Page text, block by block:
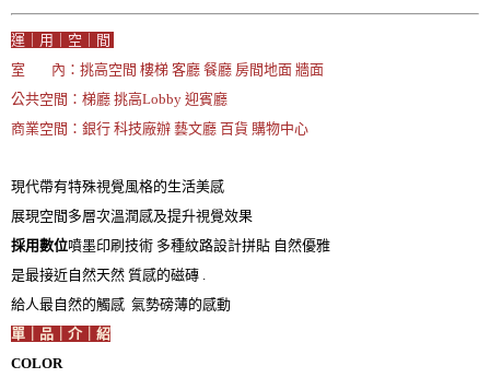
運｜用｜空｜間
室 內：挑高空間 樓梯 客廳 餐廳 房間地面 牆面
公共空間：梯廳 挑高Lobby 迎賓廳
商業空間：銀行 科技廠辦 藝文廳 百貨 購物中心
現代帶有特殊視覺風格的生活美感
展現空間多層次溫潤感及提升視覺效果
採用數位噴墨印刷技術 多種紋路設計拼貼 自然優雅
是最接近自然天然 質感的磁磚 .
給人最自然的觸感 氣勢磅薄的感動
單｜品｜介｜紹
COLOR